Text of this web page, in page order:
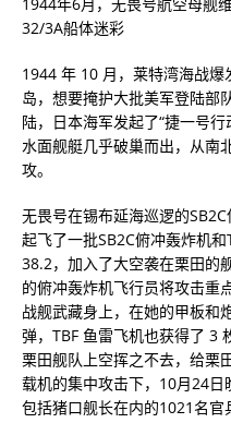
32/3A船体迷彩
1944 年 10 月，莱特湾海战
岛，想要掩护大批美军登陆部
陆，日本海军发起了“捷一号
水面舰艇几乎破巢而出，从南
攻。
无畏号在锡布延海巡逻的
起飞了一批SB2C俯冲轰炸机
38.2，加入了大空袭在栗田的
的俯冲轰炸机飞行员将攻击重
战舰武藏身上，在她的甲板和
弹，TBF 鱼雷飞机也获得了 3
栗田舰队上空挥之不去，给栗
载机的集中攻击下，10月24日
包括猪口舰长在内的1021名官